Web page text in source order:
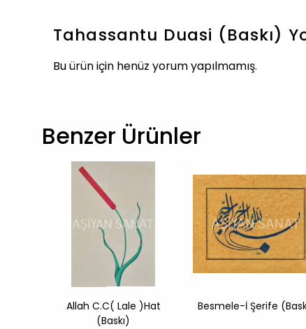
Tahassantu Duasi (Baskı)
Bu ürün için henüz yorum yapılmamış.
Benzer Ürünler
Allah C.C( Lale )Hat
(Baskı)
Besmele-İ Şerife